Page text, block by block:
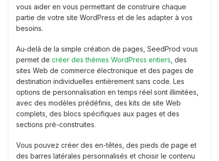
vous aider en vous permettant de construire chaque
partie de votre site WordPress et de les adapter à vos
besoins.
Au-delà de la simple création de pages, SeedProd vous
permet de créer des thèmes WordPress entiers , des
sites Web de commerce électronique et des pages de
destination individuelles entièrement sans code. Les
options de personnalisation en temps réel sont illimitées,
avec des modèles prédéfinis, des kits de site Web
complets, des blocs spécifiques aux pages et des
sections pré-construites.
Vous pouvez créer des en-têtes, des pieds de page et
des barres latérales personnalisés et choisir le contenu